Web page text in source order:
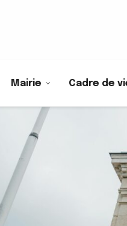
Mairie Cadre de